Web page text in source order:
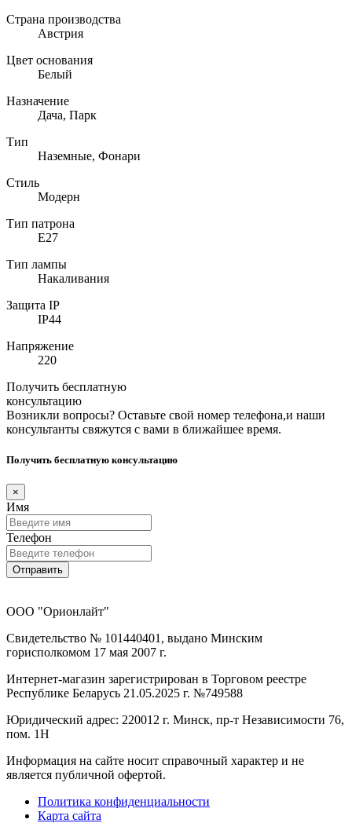
Страна производства
Австрия
Цвет основания
Белый
Назначение
Дача, Парк
Тип
Наземные, Фонари
Стиль
Модерн
Тип патрона
E27
Тип лампы
Накаливания
Защита IP
IP44
Напряжение
220
Получить бесплатную
консультацию
Возникли вопросы? Оставьте свой номер телефона,и наши
консультанты свяжутся с вами в ближайшее время.
Получить бесплатную консультацию
×
Имя
Телефон
Отправить
ООО "Орионлайт"
Свидетельство № 101440401, выдано Минским
горисполкомом 17 мая 2007 г.
Интернет-магазин зарегистрирован в Торговом реестре
Республике Беларусь 21.05.2025 г. №749588
Юридический адрес: 220012 г. Минск, пр-т Независимости 76,
пом. 1Н
Информация на сайте носит справочный характер и не
является публичной офертой.
Политика конфиденциальности
Карта сайта